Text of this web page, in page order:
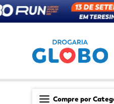
Compre por